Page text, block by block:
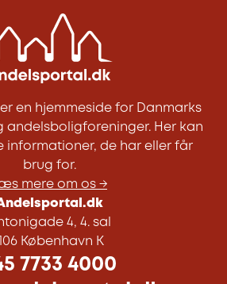
en hjemmeside for Danmarks
andelsboligforeninger. Her kan
informationer, de har eller får
brug for.
mere om os →
4, 4. sal
1106 København K
7733 4000